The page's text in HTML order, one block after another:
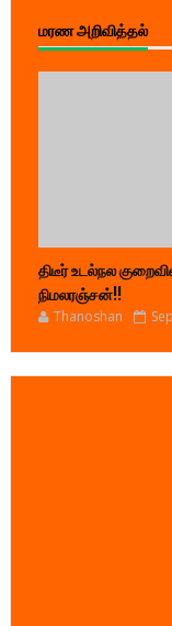
மரண அறிவித்தல்
திடீர் உடல்நல
நிமலரஞ்சன்!!
Thanoshan